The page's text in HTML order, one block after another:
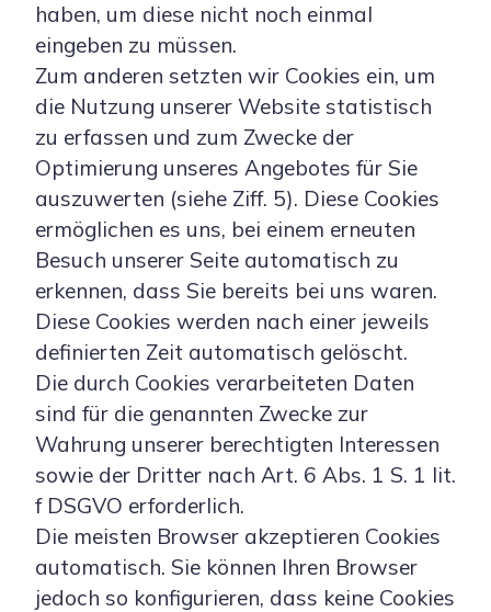
haben, um diese nicht noch einmal
eingeben zu müssen.
Zum anderen setzten wir Cookies ein, um
die Nutzung unserer Website statistisch
zu erfassen und zum Zwecke der
Optimierung unseres Angebotes für Sie
auszuwerten (siehe Ziff. 5). Diese Cookies
ermöglichen es uns, bei einem erneuten
Besuch unserer Seite automatisch zu
erkennen, dass Sie bereits bei uns waren.
Diese Cookies werden nach einer jeweils
definierten Zeit automatisch gelöscht.
Die durch Cookies verarbeiteten Daten
sind für die genannten Zwecke zur
Wahrung unserer berechtigten Interessen
sowie der Dritter nach Art. 6 Abs. 1 S. 1 lit.
f DSGVO erforderlich.
Die meisten Browser akzeptieren Cookies
automatisch. Sie können Ihren Browser
jedoch so konfigurieren, dass keine Cookies